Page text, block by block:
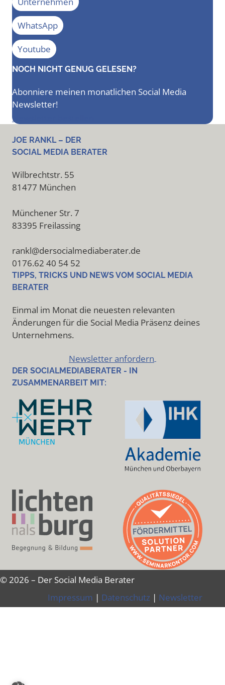
WhatsApp
Youtube
NOCH NICHT GENUG GELESEN?
Abonniere meinen monatlichen Social Media
Newsletter!
Newsletter bestellen
JOE RANKL – DER
SOCIAL MEDIA BERATER
Wilbrechtstr. 55
81477 München
Münchener Str. 7
83395 Freilassing
rankl@dersocialmediaberater.de
0176.62 40 54 52
TIPPS, TRICKS UND NEWS VOM SOCIAL MEDIA
BERATER
Einmal im Monat die neuesten relevanten
Änderungen für die Social Media Präsenz deines
Unternehmens.
Newsletter anfordern
DER SOCIALMEDIABERATER - IN
ZUSAMMENARBEIT MIT:
© 2026 – Der Social Media Berater
Impressum | Datenschutz | Newsletter